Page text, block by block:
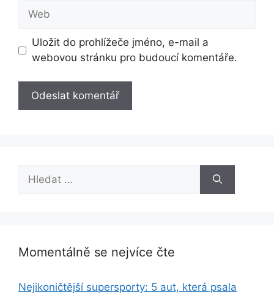
Web
Uložit do prohlížeče jméno, e-mail a
webovou stránku pro budoucí komentáře.
Momentálně se nejvíce čte
Nejikoničtější supersporty: 5 aut, která psala